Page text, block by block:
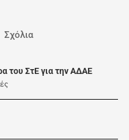
Σχόλια
του ΣτΕ για την ΑΔΑΕ